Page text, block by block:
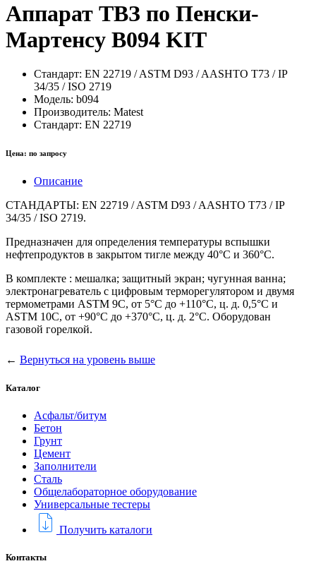
Аппарат ТВЗ по Пенски-
Мартенсу B094 KIT
Стандарт: EN 22719 / ASTM D93 / AASHTO T73 / IP
34/35 / ISO 2719
Модель: b094
Производитель: Matest
Стандарт: EN 22719
Цена: по запросу
Описание
СТАНДАРТЫ: EN 22719 / ASTM D93 / AASHTO T73 / IP
34/35 / ISO 2719.
Предназначен для определения температуры вспышки
нефтепродуктов в закрытом тигле между 40°С и 360°С.
В комплекте : мешалка; защитный экран; чугунная ванна;
электронагреватель с цифровым терморегулятором и двумя
термометрами ASTM 9C, от 5°С до +110°С, ц. д. 0,5°С и
ASTM 10C, от +90°С до +370°С, ц. д. 2°С. Оборудован
газовой горелкой.
← Вернуться на уровень выше
Каталог
Асфальт/битум
Бетон
Грунт
Цемент
Заполнители
Сталь
Общелабораторное оборудование
Универсальные тестеры
Получить каталоги
Контакты